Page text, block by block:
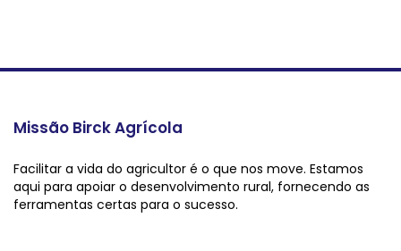
Missão Birck Agrícola
Facilitar a vida do agricultor é o que nos move. Estamos
aqui para apoiar o desenvolvimento rural, fornecendo as
ferramentas certas para o sucesso.